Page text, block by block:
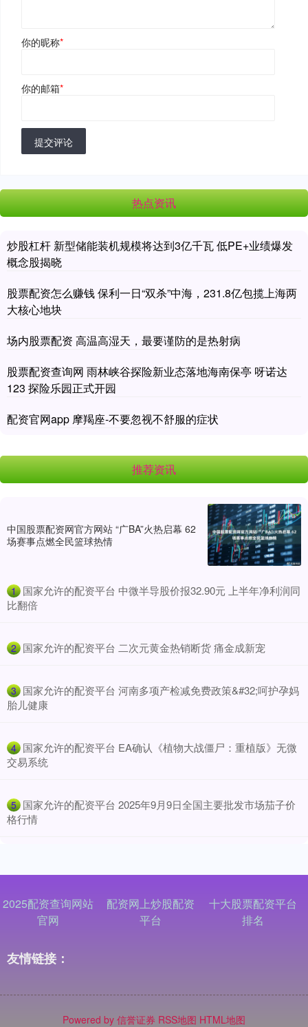
你的昵称*
你的邮箱*
提交评论
热点资讯
炒股杠杆 新型储能装机规模将达到3亿千瓦 低PE+业绩爆发
概念股揭晓
股票配资怎么赚钱 保利一日“双杀”中海，231.8亿包揽上海两
大核心地块
场内股票配资 高温高湿天，最要谨防的是热射病
股票配资查询网 雨林峡谷探险新业态落地海南保亭 呀诺达
123 探险乐园正式开园
配资官网app 摩羯座-不要忽视不舒服的症状
推荐资讯
中国股票配资网官方网站 “广BA”火热启幕 62
场赛事点燃全民篮球热情
1 ​国家允许的配资平台 中微半导股价报32.90元 上半年净利润同
比翻倍
2 ​国家允许的配资平台 二次元黄金热销断货 痛金成新宠
3 ​国家允许的配资平台 河南多项产检减免费政策&#32;呵护孕妈
胎儿健康
4 ​国家允许的配资平台 EA确认《植物大战僵尸：重植版》无微
交易系统
5 ​国家允许的配资平台 2025年9月9日全国主要批发市场茄子价
格行情
2025配资查询网站
官网
配资网上炒股配资
平台
十大股票配资平台
排名
友情链接：
Powered by 信誉证券 RSS地图 HTML地图